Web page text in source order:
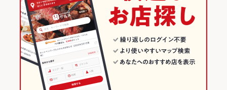
長浜市・彦根市のイタリアン・フレンチランキング
彦根のグルメランキング
彦根のイタリアン・フレンチランキング